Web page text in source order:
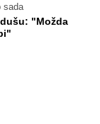
sada
"Možda